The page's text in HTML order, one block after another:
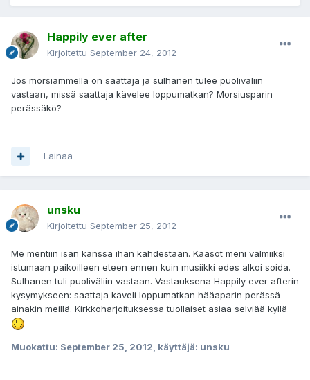
Happily ever after
Kirjoitettu September 24, 2012
Jos morsiammella on saattaja ja sulhanen tulee puoliväliin
vastaan, missä saattaja kävelee loppumatkan? Morsiusparin
perässäkö?
Lainaa
unsku
Kirjoitettu September 25, 2012
Me mentiin isän kanssa ihan kahdestaan. Kaasot meni valmiiksi
istumaan paikoilleen eteen ennen kuin musiikki edes alkoi soida.
Sulhanen tuli puoliväliin vastaan. Vastauksena Happily ever afterin
kysymykseen: saattaja käveli loppumatkan hääaparin perässä
ainakin meillä. Kirkkoharjoituksessa tuollaiset asiaa selviää kyllä
Muokattu: September 25, 2012 , käyttäjä: unsku